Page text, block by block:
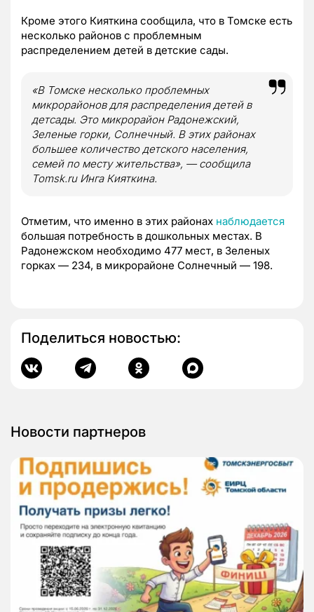
Кроме этого Кияткина сообщила, что в Томске есть
несколько районов с проблемным
распределением детей в детские сады.
«В Томске несколько проблемных
микрорайонов для распределения детей в
детсады. Это микрорайон Радонежский,
Зеленые горки, Солнечный. В этих районах
большее количество детского населения,
семей по месту жительства», — сообщила
Tomsk.ru Инга Кияткина.
Отметим, что именно в этих районах наблюдается
большая потребность в дошкольных местах. В
Радонежском необходимо 477 мест, в Зеленых
горках — 234, в микрорайоне Солнечный — 198.
Поделиться новостью:
Новости партнеров